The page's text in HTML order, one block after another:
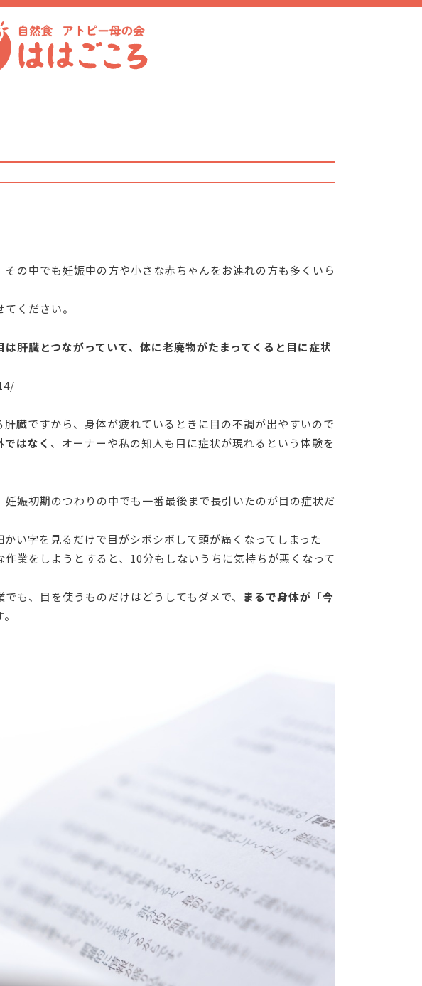
の中でも妊娠中の方や小さな赤ちゃんをお連れの方も多くいら
ください。
は肝臓とつながっていて、体に老廃物がたまってくると目に症状
臓ですから、身体が疲れているときに目の不調が出やすいので
はなく 、オーナーや私の知人も目に症状が現れるという体験を
娠初期のつわりの中でも一番最後まで長引いたのが目の症状だ
い字を見るだけで目がシボシボして頭が痛くなってしまった
業をしようとすると、10分もしないうちに気持ちが悪くなって
も、目を使うものだけはどうしてもダメで、 まるで身体が「今